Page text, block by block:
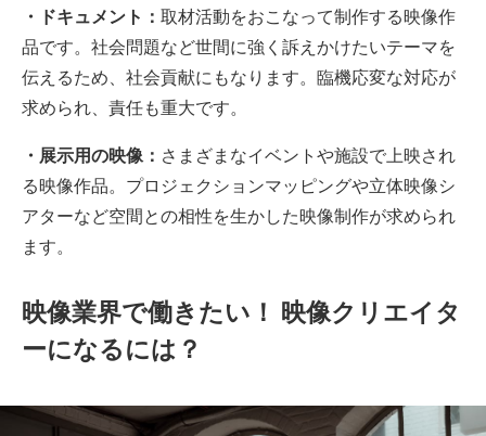
・ドキュメント： 取材活動をおこなって制作する映像作
品です。社会問題など世間に強く訴えかけたいテーマを
伝えるため、社会貢献にもなります。臨機応変な対応が
求められ、責任も重大です。
・展示用の映像： さまざまなイベントや施設で上映され
る映像作品。プロジェクションマッピングや立体映像シ
アターなど空間との相性を生かした映像制作が求められ
ます。
映像業界で働きたい！ 映像クリエイタ
ーになるには？